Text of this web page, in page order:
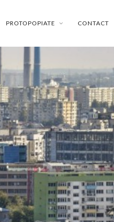
PROTOPOPIATE CONTACT